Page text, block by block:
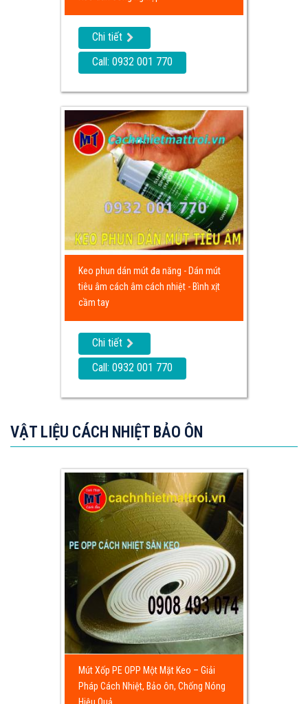
Chi tiết
Call: 0932 001 770
Keo phun dán mút đa năng - Dán mút
tiêu âm cách âm cách nhiệt - Bình xịt
cầm tay
Chi tiết
Call: 0932 001 770
VẬT LIỆU CÁCH NHIỆT BẢO ÔN
Mút Xốp PE OPP Một Mặt Keo – Giải
Pháp Cách Nhiệt, Bảo ôn, Chống Nóng
Hiệu Quả